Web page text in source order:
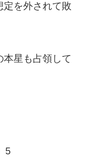
定を外されて敗
星も占領して
5